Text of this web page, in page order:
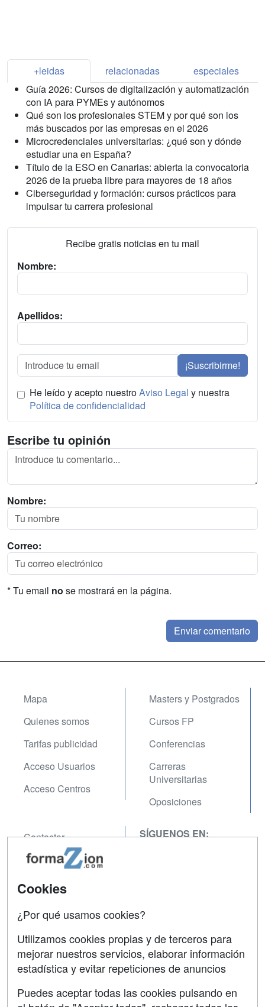
+leidas relacionadas
especiales
Guía 2026: Cursos de digitalización y automatización
con IA para PYMEs y autónomos
Qué son los profesionales STEM y por qué son los
más buscados por las empresas en el 2026
Microcredenciales universitarias: ¿qué son y dónde
estudiar una en España?
Título de la ESO en Canarias: abierta la convocatoria
2026 de la prueba libre para mayores de 18 años
Ciberseguridad y formación: cursos prácticos para
impulsar tu carrera profesional
Recibe gratis noticias en tu mail
Nombre:
Apellidos:
¡Suscribirme!
He leído y acepto nuestroAviso Legal y nuestra
Política de confidencialidad
Escribe tu opinión
Nombre:
Correo:
* Tu email no se mostrará en la página.
Mapa
Quienes somos
Tarifas publicidad
Acceso Usuarios
Acceso Centros
Masters y Postgrados
Cursos FP
Conferencias
Carreras
Universitarias
Oposiciones
Contactar
Confidencialidad
Aviso legal
SÍGUENOS EN:
Grupo formazion:
Cookies
¿Por qué usamos cookies?
Utilizamos cookies propias y de terceros para
mejorar nuestros servicios, elaborar información
estadística y evitar repeticiones de anuncios
Puedes aceptar todas las cookies pulsando en